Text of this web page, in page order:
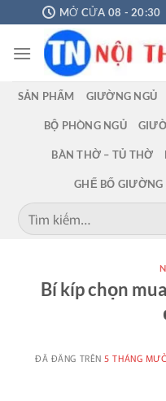
Chuyển
đến
nội
MỞ CỬA 08 - 20:30
SẢN PHẨM GIƯỜNG NGỦ
BỘ PHÒNG NGỦ
BÀN THỜ – TỦ THỜ
GHẾ BỐ GIƯỜNG
Tìm
kiếm:
Bí kíp chọn
ĐÃ ĐĂNG TRÊN 5 THÁNG